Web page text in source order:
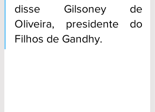
disse Gilsoney de
Oliveira, presidente do
Filhos de Gandhy.